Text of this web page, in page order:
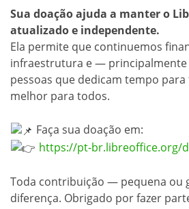
Sua doação ajuda a manter o
atualizado e independente.
Ela permite que continuemos
infraestrutura e —
pessoas que dedicam tempo
melhor para todos.
Faça sua doação em:
https://pt-br.libreoffice.org/
Toda contribuição — pequena ou
diferença. Obrigado por fazer